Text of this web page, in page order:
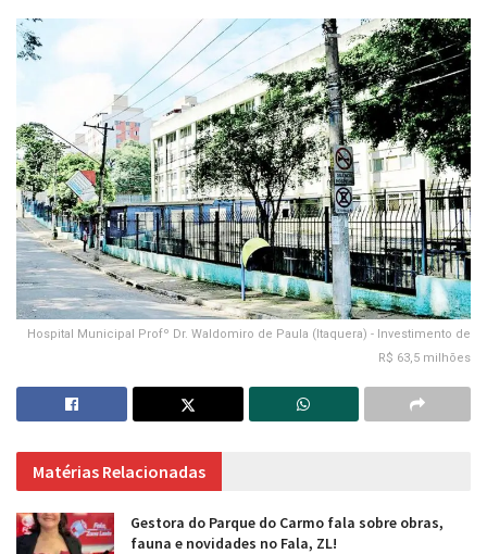
Hospital Municipal Profº Dr. Waldomiro de Paula (Itaquera) - Investimento de
R$ 63,5 milhões
Matérias Relacionadas
Gestora do Parque do Carmo fala sobre obras,
fauna e novidades no Fala, ZL!